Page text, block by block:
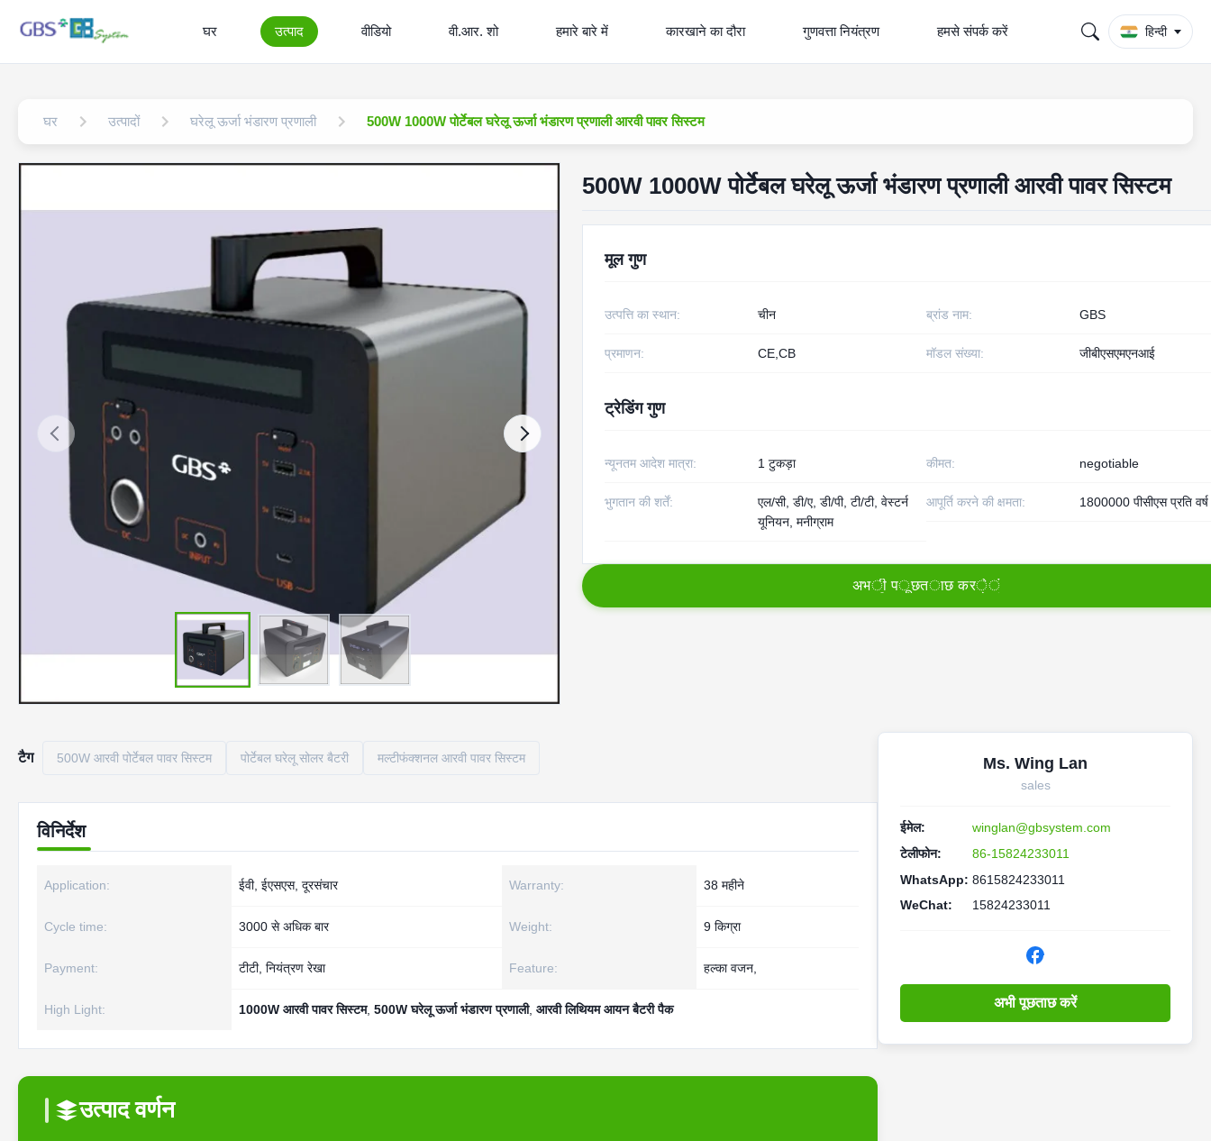
घर उत्पाद वीडियो वी.आर. शो हमारे बारे में कारखाने का दौरा गुणवत्ता नियंत्रण हमसे संपर्क करें हिन्दी
घर उत्पादों घरेलू ऊर्जा भंडारण प्रणाली 500W 1000W पोर्टेबल घरेलू ऊर्जा भंडारण प्रणाली आरवी पावर सिस्टम
500W 1000W पोर्टेबल घरेलू ऊर्जा भंडारण प्रणाली आरवी पावर सिस्टम
मूल गुण
उत्पत्ति का स्थान: चीन ब्रांड नाम: GBS
प्रमाणन: CE,CB मॉडल संख्या: जीबीएसएमएनआई
ट्रेडिंग गुण
न्यूनतम आदेश मात्रा: 1 टुकड़ा कीमत: negotiable
भुगतान की शर्तें:
एल/सी, डी/ए, डी/पी, टी/टी, वेस्टर्न
यूनियन, मनीग्राम
आपूर्ति करने की क्षमता: 1800000 पीसीएस प्रति वर्ष
अभी पूछताछ करें
टैग 500W आरवी पोर्टेबल पावर सिस्टम पोर्टेबल घरेलू सोलर बैटरी मल्टीफंक्शनल आरवी पावर सिस्टम
विनिर्देश
Application: ईवी, ईएसएस, दूरसंचार Warranty: 38 महीने
Cycle time: 3000 से अधिक बार Weight: 9 किग्रा
Payment: टीटी, नियंत्रण रेखा Feature: हल्का वजन,
High Light: 1000W आरवी पावर सिस्टम, 500W घरेलू ऊर्जा भंडारण प्रणाली, आरवी लिथियम आयन बैटरी पैक
उत्पाद वर्णन
Ms. Wing Lan
sales
ईमेल:
winglan@gbsystem.com
टेलीफोन:
86-15824233011
WhatsApp: 8615824233011
WeChat:
15824233011
अभी पूछताछ करें